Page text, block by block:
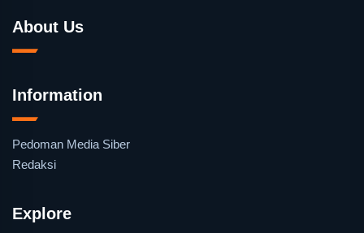
About Us
Information
Pedoman Media Siber
Redaksi
Explore